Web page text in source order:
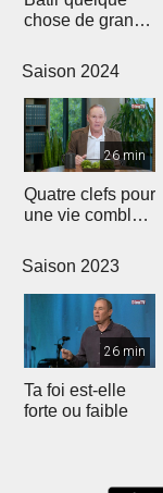
chose de grand -
don
Saison 2024
26 min
Quatre clefs pour
une vie comblée
Saison 2023
26 min
Ta foi est-elle
forte ou faible